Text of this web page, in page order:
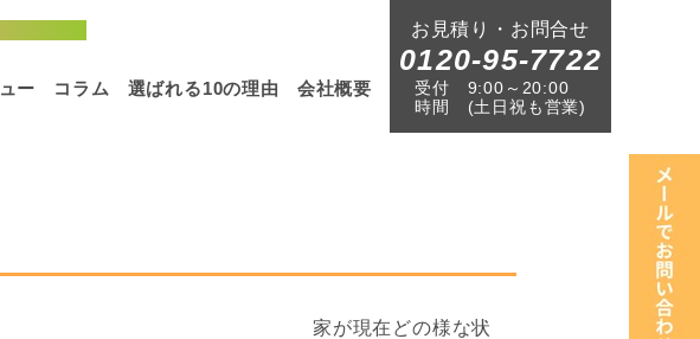
ー コラム 選ばれる10の理由 会社概要
お見積り・お問合せ
0120-95-7722
受付
時間
9:00～20:00
(土日祝も営業)
家が現在どの様な状